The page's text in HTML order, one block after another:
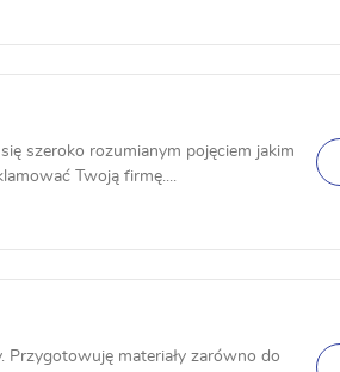
szeroko rozumianym pojęciem jakim
Twoją firmę....
Przygotowuję materiały zarówno do